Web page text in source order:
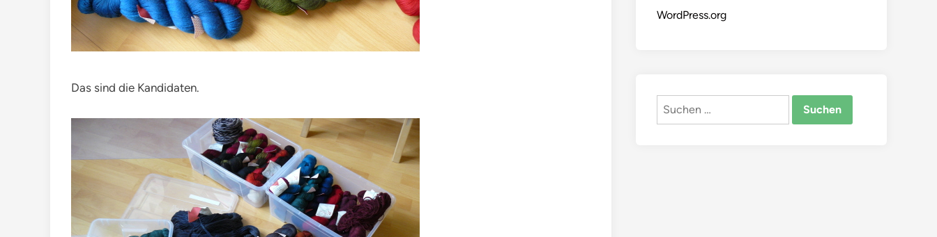
Das sind die Kandidaten.
WordPress.org
Suchen